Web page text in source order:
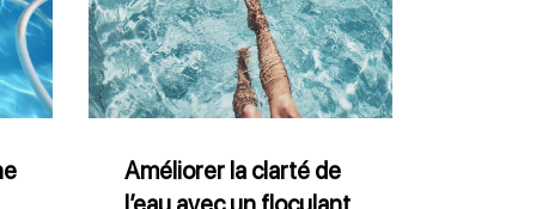
la
clarté
de
l’eau
avecAméliorer la clarté de